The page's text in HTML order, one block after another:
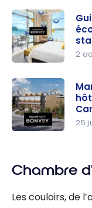
obtenir des
nuits
gratuites à
l’hôtel
Bonvoy :
combinez
le
certificat
de nuit
gratuite et
jusqu’à
25 000
points
Marriott
Bonvoy :
Comment
économise
statut
2
Voici les
hôtels
25
Chambre
Les couloirs, de